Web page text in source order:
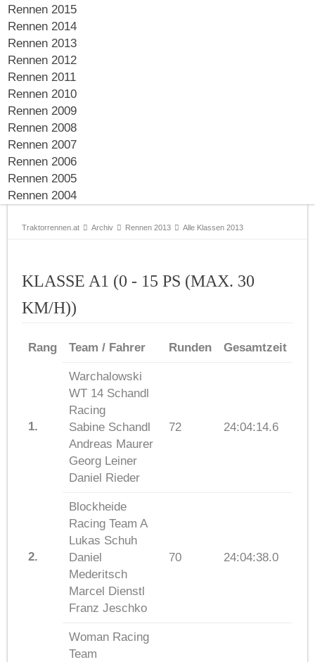
Rennen 2015
Rennen 2014
Rennen 2013
Rennen 2012
Rennen 2011
Rennen 2010
Rennen 2009
Rennen 2008
Rennen 2007
Rennen 2006
Rennen 2005
Rennen 2004
Traktorrennen.at Archiv Rennen 2013 Alle Klassen 2013
KLASSE A1 (0 - 15 PS (MAX. 30
KM/H))
Rang Team / Fahrer Runden Gesamtzeit
1.
Warchalowski
WT 14 Schandl
Racing
Sabine Schandl
Andreas Maurer
Georg Leiner
Daniel Rieder
72 24:04:14.6
2.
Blockheide
Racing Team A
Lukas Schuh
Daniel
Mederitsch
Marcel Dienstl
Franz Jeschko
70 24:04:38.0
Woman Racing
Team